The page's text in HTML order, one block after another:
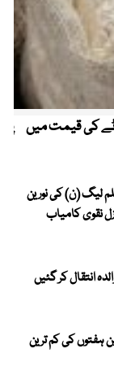
کی قیمت میں
، ایل اے 27 میں مسلم لیگ (ن) کی نورین
انتقال کر گئیں
ہفتوں کی کم ترین